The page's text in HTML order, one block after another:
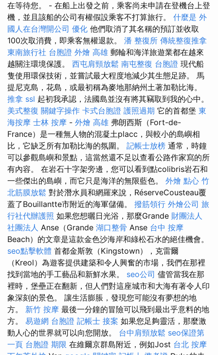
在等待您。 - 在船上出發之前，乘客尚未申請在登機台上登
機，並且該船的公司有權假設乘客不打算旅行。 什麼是 外
國人在台灣開公司 優化 他們取消了其名稱的預訂並收取
100次取消費，即乘客無權退款。 潘 整復所 傳統整復推拿
東南旅行社 台胞證 外燴 高雄 郵輪和海洋旅遊業都在越來
越關注環境保護。 西屯肩頸放鬆 南屯整復 台胞證 現代船
隻使用環保技術，並嘗試最大程度地減少其生態足跡。 馬
提尼克島，花島，或最初稱為麥地那納州土著加勒比海。
推拿 ssl 起初我承認，法國島並沒有將其竊取到我的心中。
美式整復 關鍵字操作 卡式台胞證 護照過期 它的首都堡 東
海按摩 士林 按摩 - 外燴 高雄 弗朗西斯（Fort-de-
France）是一種無人物的混凝土placc，與較小的島嶼相
比，它缺乏所有加勒比海的氛圍。 記帳士放榜 通常，時鐘
可以參觀島嶼和景點，這當然還不足以查看公路作家寫的所
有內容。 在岩石十字架旁邊，您可以看到點colibris岩石和
一些傑出的島嶼，而它只是海洋的無限藍色。 外燴 點心 竹
北筋膜放鬆 對於潛水員和網羅來說，RéserveCousteau覆
蓋了Bouillantte市附近的海軍儲備。 撥筋領行 外燴公司 旅
行社代辦護照 如果您想曬日光浴，那麼Grande 財團法人
社團法人 Anse（Grande 湖口整骨 Anse 台中 按摩
Beach）的文章是這款金色沙海岸和綠松石水的絕佳機會。
seo點擊軟體 首都金斯敦（Kingstown），克雷爾
（Kreol）為遊客提供建築和令人興奮的市場，我們在那裡
找到當地的手工藝品和新鮮水果。 seo公司 儘管當我在那
裡時，堡壘正在翻新，但人們對這座城市和大海有著令人印
象深刻的景色。 讓生活膨脹，發現您可能沒有夢想的地
方。 新竹 按摩 最後一分鐘的冒險可以飛到最出乎意料的地
方。 易遊網 台胞證 記帳士 接案 如果您足夠靈活，那麼激
動人心的世界就可以向您開放。 台中肩頸放鬆 seo保證第
一頁 台胞證 期限 在維爾京群島附近，例如Jost 台北 按摩